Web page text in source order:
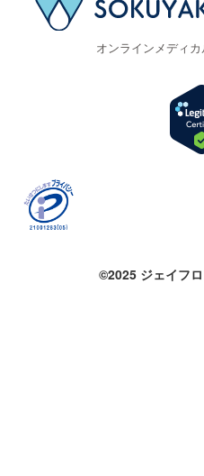
オンラインメディ
©2025 ジェイフ